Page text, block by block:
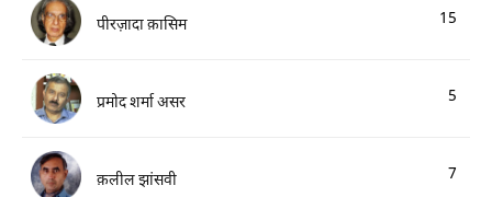
पीरज़ादा क़ासिम 15
प्रमोद शर्मा असर 5
क़लील झांसवी 7